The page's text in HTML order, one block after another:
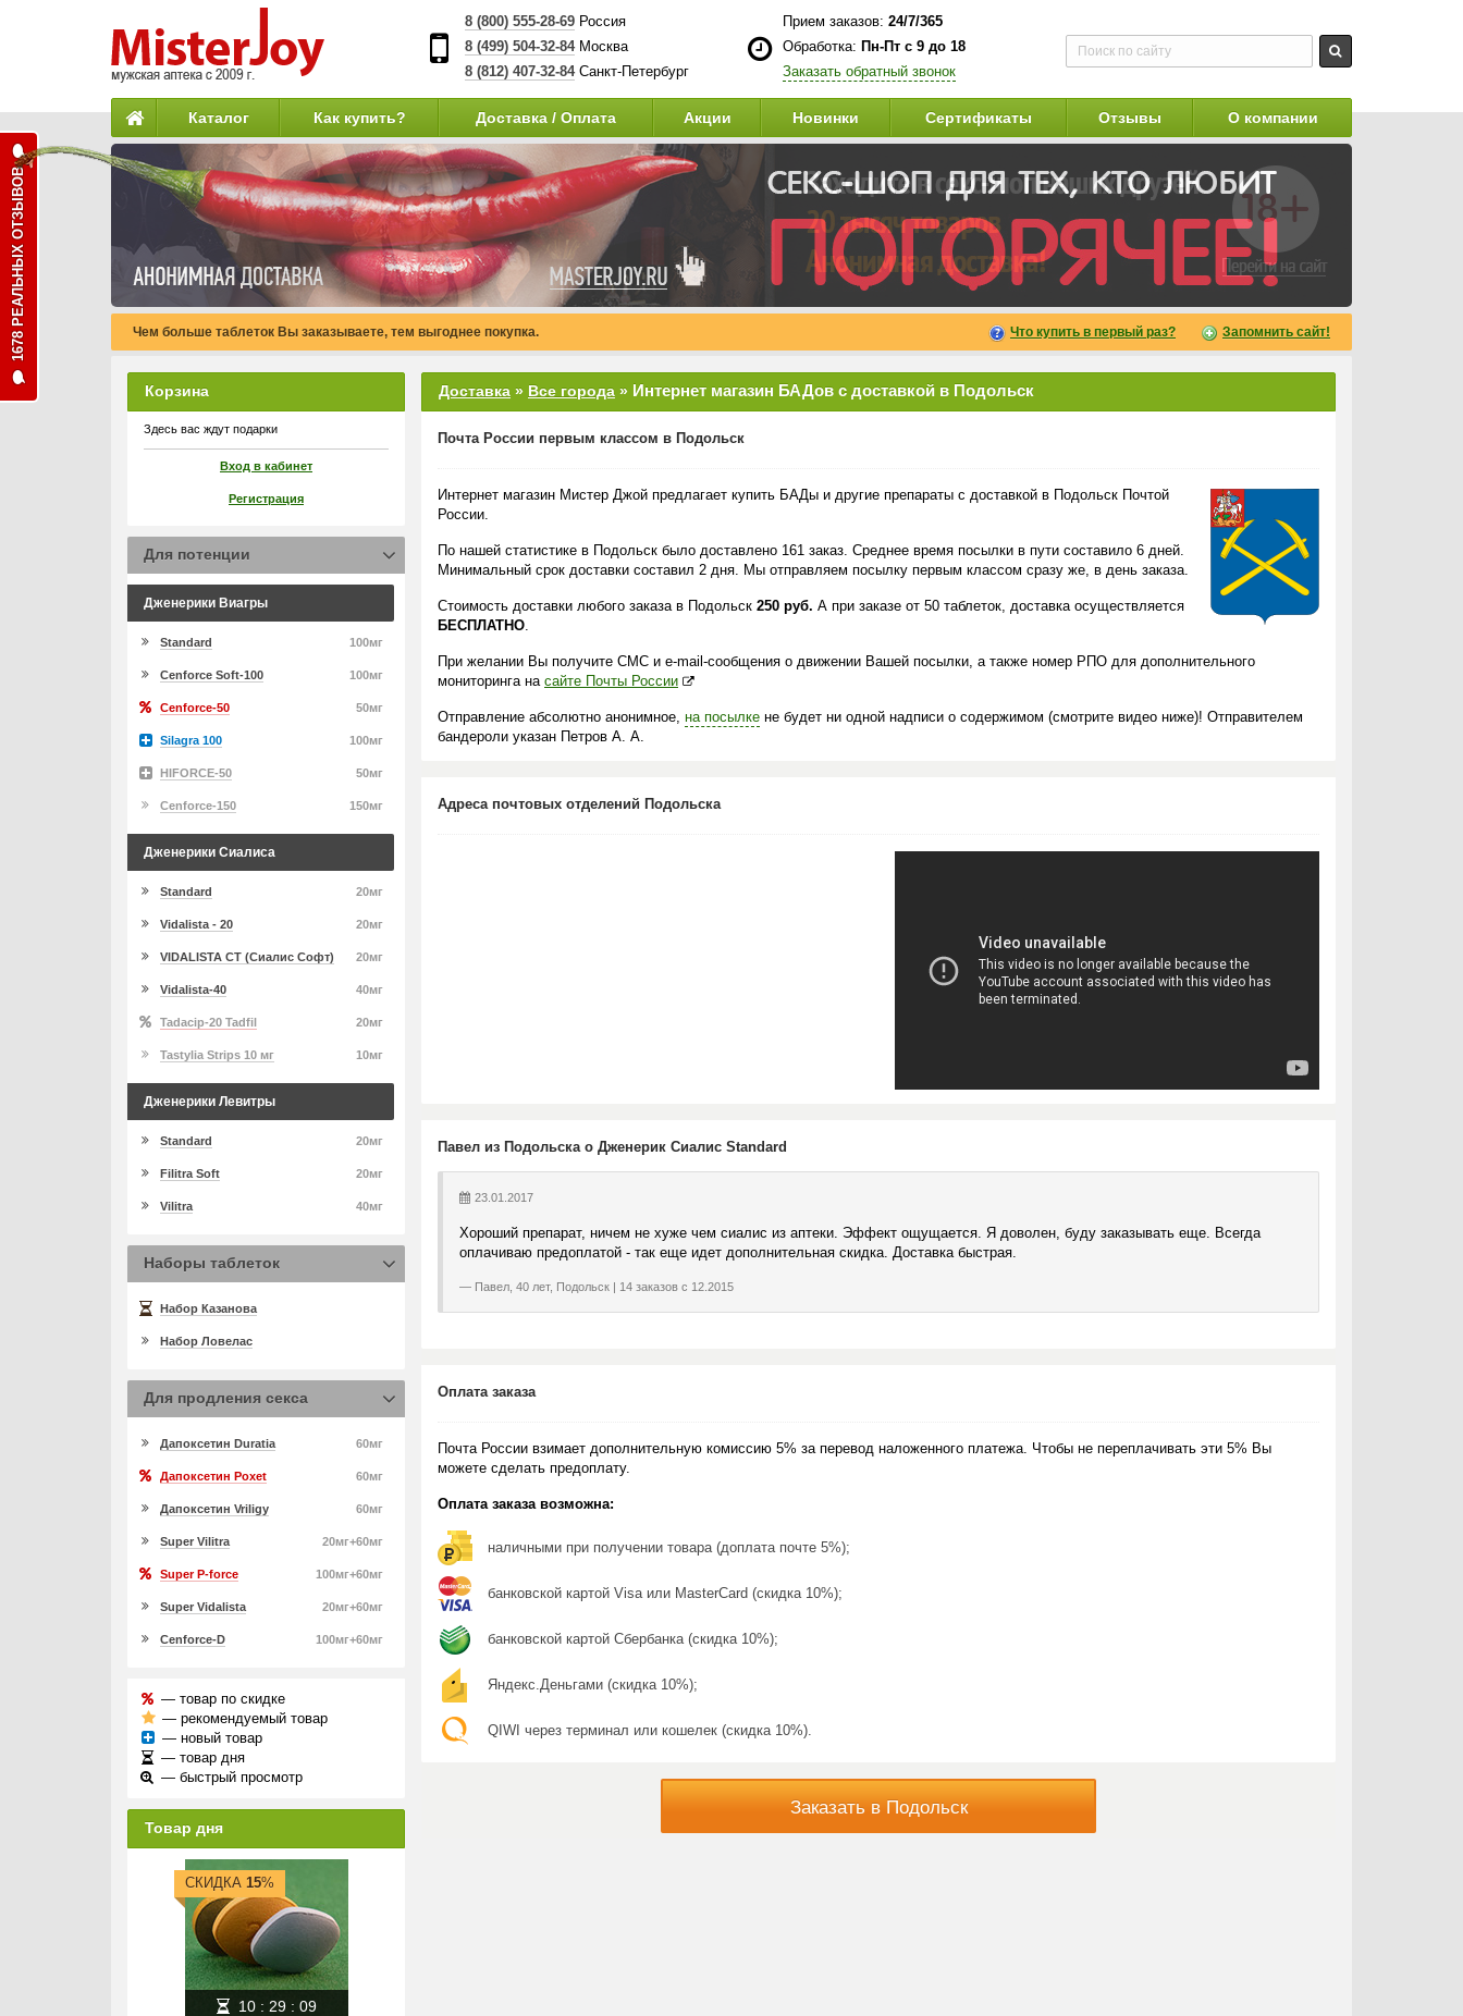
8 (800) 555-28-69Россия
8 (499) 504-32-84Москва
8 (812) 407-32-84 Санкт-Петербург
Прием заказов: 24/7/365
Обработка: Пн-Пт с 9 до 18
Заказать обратный звонок
Каталог Как купить? Доставка / Оплата Акции Новинки Сертификаты Отзывы О компании
Чем больше таблеток Вы заказываете, тем выгоднее покупка. Что купить в первый раз? Запомнить сайт!
Доставка » Все города » Интернет магазин БАДов с доставкой в Подольск
Почта России первым классом в Подольск
Интернет магазин Мистер Джой предлагает купить БАДы и другие препараты с доставкой в Подольск Почтой
России.
По нашей статистике в Подольск было доставлено 161 заказ. Среднее время посылки в пути составило 6 дней.
Минимальный срок доставки составил 2 дня. Мы отправляем посылку первым классом сразу же, в день заказа.
Стоимость доставки любого заказа в Подольск 250 руб. А при заказе от 50 таблеток, доставка осуществляется
БЕСПЛАТНО.
При желании Вы получите СМС и e-mail-сообщения о движении Вашей посылки, а также номер РПО для дополнительного
мониторинга на сайте Почты России
Отправление абсолютно анонимное, на посылке не будет ни одной надписи о содержимом (смотрите видео ниже)! Отправителем
бандероли указан Петров А. А.
Адреса почтовых отделений Подольска
Павел из Подольска о Дженерик Сиалис Standard
23.01.2017
Хороший препарат, ничем не хуже чем сиалис из аптеки. Эффект ощущается. Я доволен, буду заказывать еще. Всегда
оплачиваю предоплатой - так еще идет дополнительная скидка. Доставка быстрая.
Павел, 40 лет, Подольск | 14 заказов с 12.2015
Оплата заказа
Почта России взимает дополнительную комиссию 5% за перевод наложенного платежа. Чтобы не переплачивать эти 5% Вы
можете сделать предоплату.
Оплата заказа возможна:
наличными при получении товара (доплата почте 5%);
банковской картой Visa или MasterCard (скидка 10%);
банковской картой Сбербанка (скидка 10%);
Яндекс.Деньгами (скидка 10%);
QIWI через терминал или кошелек (скидка 10%).
Заказать в Подольск
Корзина
Здесь вас ждут подарки
Вход в кабинет
Регистрация
Для потенции
Дженерики Виагры
100мг
Standard
100мг
Cenforce Soft-100
50мг
Cenforce-50
100мг
Silagra 100
50мг
HIFORCE-50
150мг
Cenforce-150
Дженерики Сиалиса
20мг
Standard
20мг
Vidalista - 20
20мг
VIDALISTA CT (Сиалис Софт)
40мг
Vidalista-40
20мг
Tadacip-20 Tadfil
10мг
Tastylia Strips 10 мг
Дженерики Левитры
20мг
Standard
20мг
Filitra Soft
40мг
Vilitra
Наборы таблеток
Набор Казанова
Набор Ловелас
Для продления секса
60мг
Дапоксетин Duratia
60мг
Дапоксетин Poxet
60мг
Дапоксетин Vriligy
20мг+60мг
Super Vilitra
100мг+60мг
Super P-force
20мг+60мг
Super Vidalista
100мг+60мг
Cenforce-D
— товар по скидке
— рекомендуемый товар
— новый товар
— товар дня
— быстрый просмотр
Товар дня
СКИДКА 15%
10: 29: 08
1678 РЕАЛЬНЫХ ОТЗЫВОВ